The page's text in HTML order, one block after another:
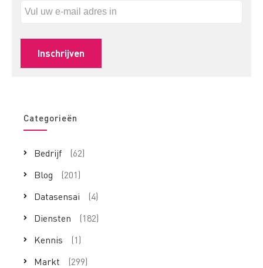
Categorieën
Bedrijf
(62)
Blog
(201)
Datasensai
(4)
Diensten
(182)
Kennis
(1)
Markt
(299)